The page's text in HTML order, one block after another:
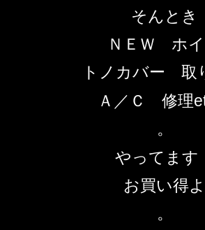
そんとき
ＮＥＷ ホ
トノカバー 取
Ａ／Ｃ 修理
。
やってます
お買い得よ
。